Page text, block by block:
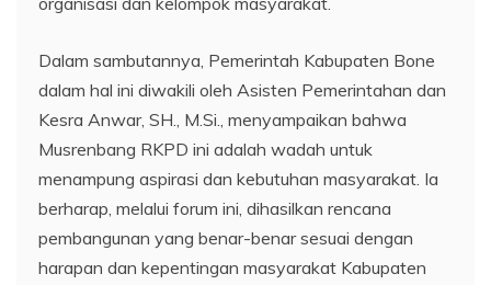
Dalam sambutannya, Pemerintah Kabupaten Bone
dalam hal ini diwakili oleh Asisten Pemerintahan dan
Kesra Anwar, SH., M.Si., menyampaikan bahwa
Musrenbang RKPD ini adalah wadah untuk
menampung aspirasi dan kebutuhan masyarakat. Ia
berharap, melalui forum ini, dihasilkan rencana
pembangunan yang benar-benar sesuai dengan
harapan dan kepentingan masyarakat Kabupaten